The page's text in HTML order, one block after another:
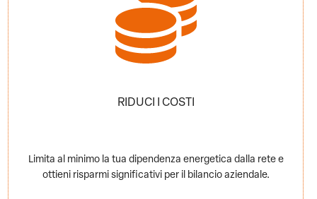
RIDUCI I COSTI
Limita al minimo la tua dipendenza energetica dalla rete e
ottieni risparmi significativi per il bilancio aziendale.